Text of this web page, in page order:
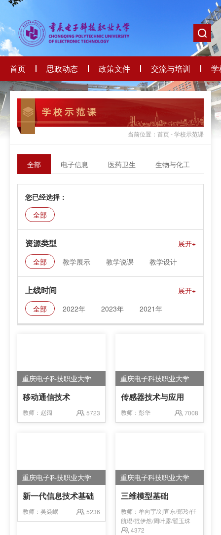
首页 思政动态 政策文件 交流与培训 学
学 校 示 范 课
当前位置：首页 - 学校示范课
全部 电子信息 医药卫生 生物与化工
您已经选择：
全部
资源类型
全部 教学展示 教学说课
教学设计
上线时间
全部 2022年 2023年 2021年
重庆电子科技职业大学
移动通信技术
教师： 赵阔 5723
重庆电子科技职业大学
传感器技术与应用
教师： 彭华 7008
重庆电子科技职业大学
新一代信息技术基础
教师： 吴焱岷 5236
重庆电子科技职业大学
三维模型基础
教师： 牟向宇/刘宜东/郑玲/任
航璎/范伊然/周叶露/翟玉珠
4372